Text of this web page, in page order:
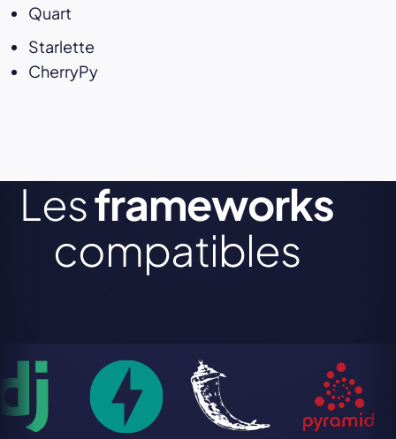
Quart
Starlette
CherryPy
Lesframeworks
compatibles